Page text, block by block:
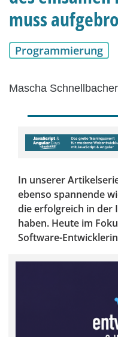
muss
Programmierung
Mascha Schnellbacher
In unserer
ebenso spannende
die erfolgreich in der
haben. Heute im
Software-